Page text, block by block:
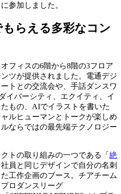
参加しました。
らえる多彩なコン
フィスの6階から8階の3フロア
ツが提供されました。電通デジ
トとの交流会や、手話ダンスワ
イバーシティ、エクイティ、イ
もの、AIでイラストを書いた
ルヒューマンとトークが楽しめ
ならではの最先端テクノロジー
トの取り組みの一つである「 絶
社員と同じデザインで自分の名刺
工作企画のブース。チアチーム
ロダンスリーグ